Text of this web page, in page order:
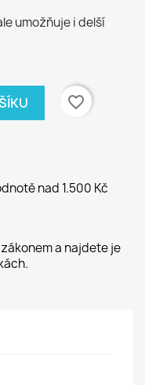
umožňuje i delší
favorite_border
nad 1.500 Kč
a najdete je